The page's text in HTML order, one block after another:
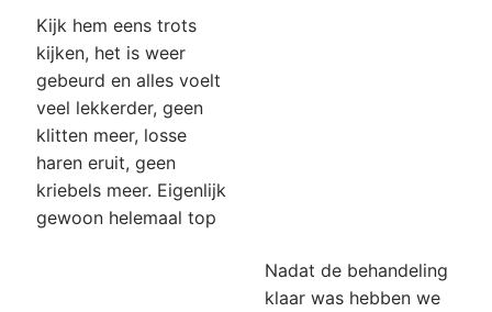
Kijk hem eens trots
kijken, het is weer
gebeurd en alles voelt
veel lekkerder, geen
klitten meer, losse
haren eruit, geen
kriebels meer. Eigenlijk
gewoon helemaal top
Nadat de behandeling
klaar was hebben we